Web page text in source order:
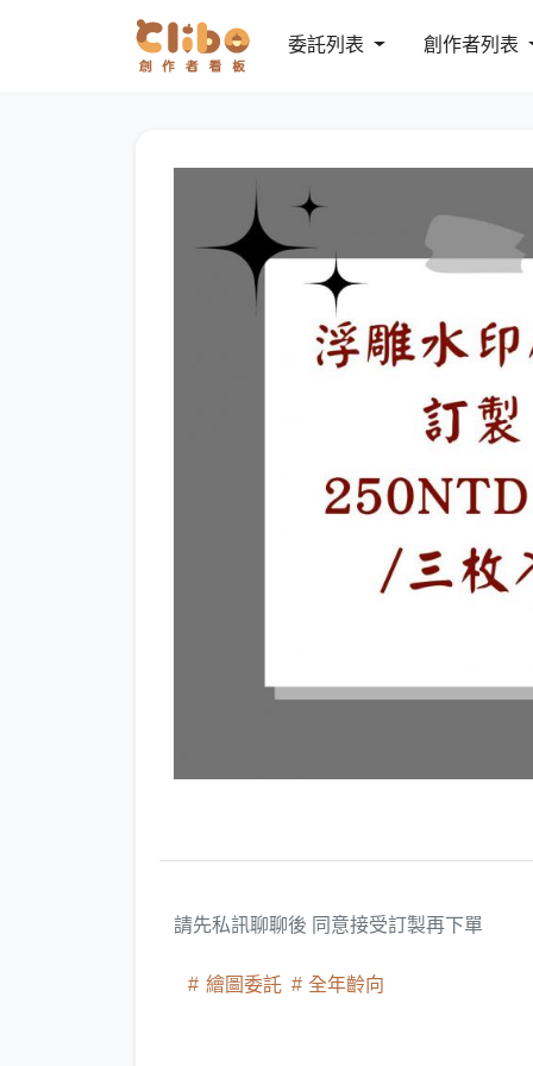
委託列表 創作者列表
請先私訊聊聊後 同意接受訂製再下單
繪圖委託 全年齡向